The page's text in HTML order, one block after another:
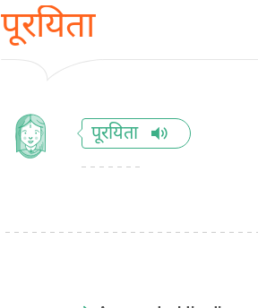
पूरयिता
पूरयिता